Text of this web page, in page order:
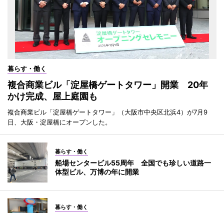
暮らす・働く
複合商業ビル「淀屋橋ゲートタワー」開業 20年
かけ完成、屋上庭園も
複合商業ビル「淀屋橋ゲートタワー」（大阪市中央区北浜4）が7月9
日、大阪・淀屋橋にオープンした。
暮らす・働く
船場センタービル55周年 全国でも珍しい道路一
体型ビル、万博の年に開業
暮らす・働く